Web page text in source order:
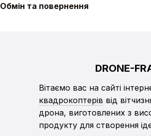
Обмін та повернення
DRONE-
Вітаємо вас на сайті
квадрокоптерів від
дрона, виготовлених з
продукту для створення